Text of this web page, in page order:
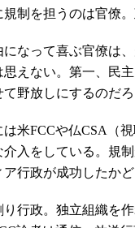
制を担うのは官僚
なって喜ぶ官僚は
えない。第一、民
野放しにするのだろ
米FCCや仏CSA（
入をしている。規
行政が成功したかど
行政。独立組織を